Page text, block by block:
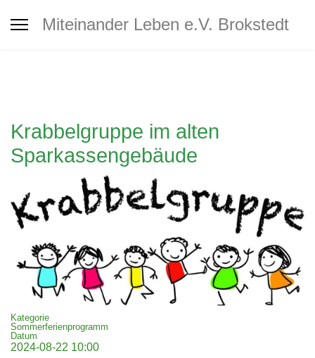
Miteinander Leben e.V. Brokstedt
MiLe Veranstaltungskalender
- Spenden -
Krabbelgruppe im alten
Sparkassengebäude
Kategorie
Sommerferienprogramm
Datum
2024-08-22 10:00